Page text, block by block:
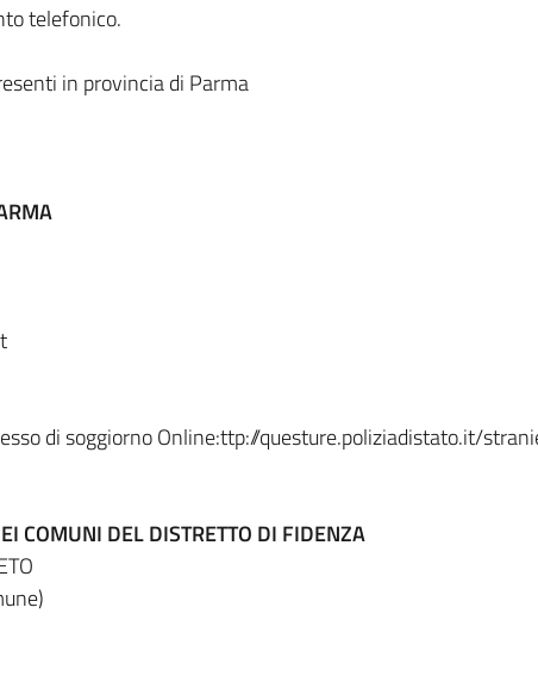
telefonico.
in provincia di Parma
di soggiorno Online:ttp://questure.poliziadistato.it/
COMUNI DEL DISTRETTO DI FIDENZA